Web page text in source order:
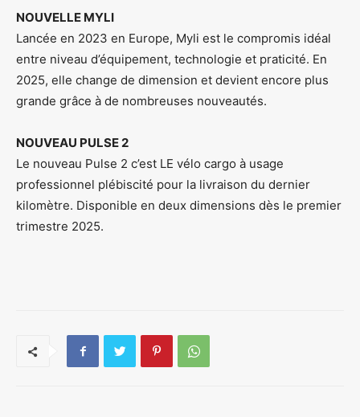
NOUVELLE MYLI
Lancée en 2023 en Europe, Myli est le compromis idéal
entre niveau d’équipement, technologie et praticité. En
2025, elle change de dimension et devient encore plus
grande grâce à de nombreuses nouveautés.
NOUVEAU PULSE 2
Le nouveau Pulse 2 c’est LE vélo cargo à usage
professionnel plébiscité pour la livraison du dernier
kilomètre. Disponible en deux dimensions dès le premier
trimestre 2025.